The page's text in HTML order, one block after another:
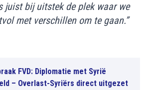
juist bij uitstek de plek waar we
met verschillen om te gaan.”
FVD: Diplomatie met Syrië
– Overlast-Syriërs direct uitgezet